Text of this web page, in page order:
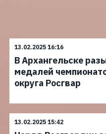
13.02.2025 16:16
В Архангельске
медалей
округа Росгвар
13.02.2025 15:42